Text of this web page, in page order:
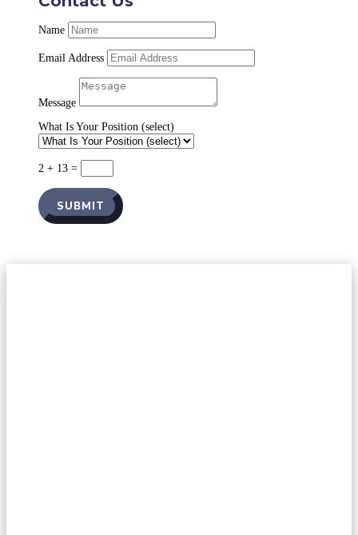
Name
Email Address
Message
What Is Your Position (select)
2 + 13 =
SUBMIT